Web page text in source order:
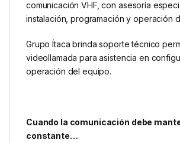
comunicación VHF, con asesoría
instalación, programación y operación
Grupo Ítaca brinda soporte técnico
videollamada para asistencia en
operación del equipo.
Cuando la comunicación debe
constante…